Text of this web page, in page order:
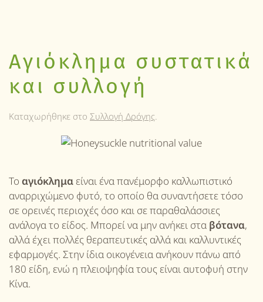
Αγιόκλημα συστατικά
και συλλογή
Καταχωρήθηκε στο Συλλογή Δρόγης.
Το αγιόκλημαείναι ένα πανέμορφο καλλωπιστικό
αναρριχώμενο φυτό, το οποίο θα συναντήσετε τόσο
σε ορεινές περιοχές όσο και σε παραθαλάσσιες
ανάλογα το είδος. Μπορεί να μην ανήκει στα βότανα,
αλλά έχει πολλές θεραπευτικές αλλά και καλλυντικές
εφαρμογές. Στην ίδια οικογένεια ανήκουν πάνω από
180 είδη, ενώ η πλειοψηφία τους είναι αυτοφυή στην
Κίνα.